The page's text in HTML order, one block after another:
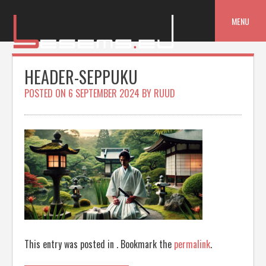
MENU
HEADER-SEPPUKU
POSTED ON 6 SEPTEMBER 2024 BY RUUD
This entry was posted in . Bookmark the permalink.